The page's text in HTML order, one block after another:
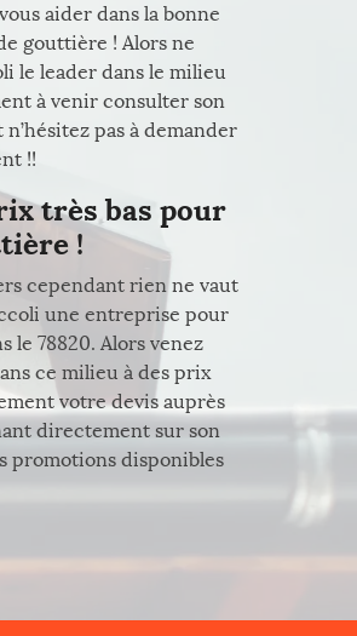
aider dans la bonne
gouttière ! Alors ne
le leader dans le milieu
à venir consulter son
pas à demander
!!
très bas pour
!
cependant rien ne vaut
une entreprise pour
le 78820. Alors venez
ce milieu à des prix
votre devis auprès
directement sur son
promotions disponibles